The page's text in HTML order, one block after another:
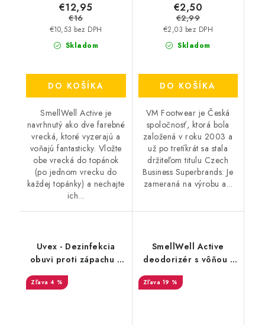
Skladom
€10,53 bez DPH
€12,95
€16
DO KOŠÍKA
SmellWell Active je
navrhnutý ako dve farebné
vrecká, ktoré vyzerajú a
voňajú fantasticky. Vložte
obe vrecká do topánok
(po jednom vrecku do
každej topánky) a nechajte
ich...
Skladom
€2,03 bez DPH
€2,50
€2,99
DO KOŠÍKA
VM Footwear je Česká
spoločnosť, ktorá bola
založená v roku 2003 a
už po tretíkrát sa stala
držiteľom titulu Czech
Business Superbrands. Je
zameraná na výrobu a...
Uvex - Dezinfekcia
obuvi proti zápachu a
plesniam 125ml
9698/3
4 %
SmellWell Active
deodorizér s vôňou -
Tropical Blue
19 %